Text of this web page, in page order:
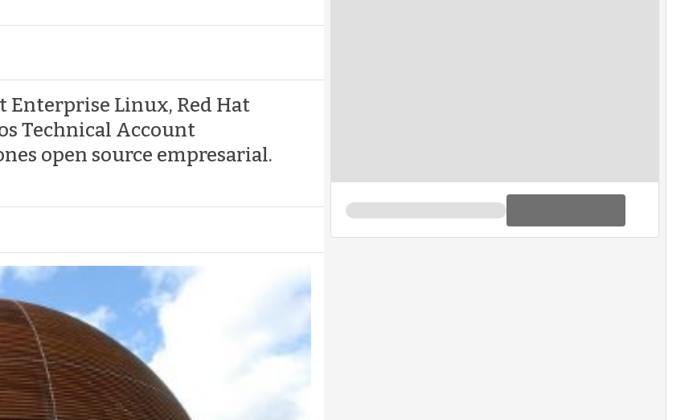
Enterprise Linux, Red Hat
Technical Account
open source empresarial.